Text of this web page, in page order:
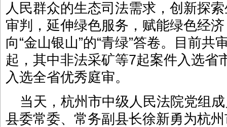
人民群众的生态司法需求，创新探
审判，延伸绿色服务，赋能绿色经
向“金山银山”的“青绿”答卷。目前
起，其中非法采矿等7起案件入选省
入选全省优秀庭审。
当天，杭州市中级人民法院党组
县委常委、常务副县长徐新勇为杭